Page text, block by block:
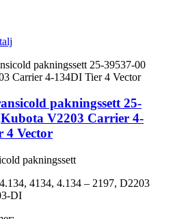
pakningssett 25-
V2203 Carrier 4-
4 Vector
pakningssett
4134, 4.134 – 2197, D2203
DI